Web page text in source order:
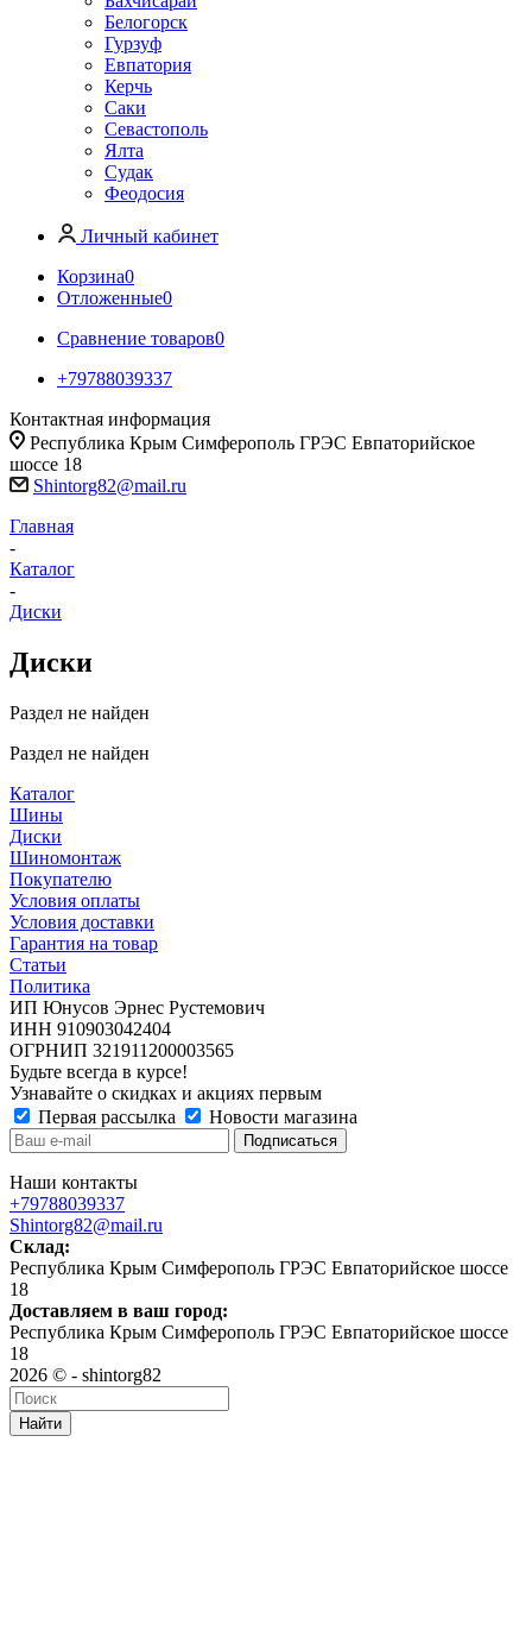
Белогорск
Гурзуф
Евпатория
Керчь
Саки
Севастополь
Ялта
Судак
Феодосия
Личный кабинет
Корзина0
Отложенные0
Сравнение товаров0
+79788039337
Контактная информация
Республика Крым Симферополь ГРЭС Евпаторийское
шоссе 18
Shintorg82@mail.ru
Главная
-
Каталог
-
Диски
Диски
Раздел не найден
Раздел не найден
Каталог
Шины
Диски
Шиномонтаж
Покупателю
Условия оплаты
Условия доставки
Гарантия на товар
Статьи
Политика
ИП Юнусов Эрнес Рустемович
ИНН 910903042404
ОГРНИП 321911200003565
Будьте всегда в курсе!
Узнавайте о скидках и акциях первым
Первая рассылка
Новости магазина
Наши контакты
+79788039337
Shintorg82@mail.ru
Склад:
Республика Крым Симферополь ГРЭС Евпаторийское шоссе
18
Доставляем в ваш город:
Республика Крым Симферополь ГРЭС Евпаторийское шоссе
18
2026 © - shintorg82
Найти